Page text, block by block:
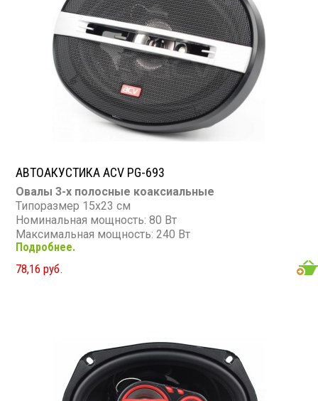
АВТОАКУСТИКА ACV PG-693
Овалы 3-х полосные коаксиальные
Типоразмер 15х23 см
Номинальная мощность: 80 Вт
Максимальная мощность: 240 Вт
Диапазон частот: 65 - 20 000 Гц
Чувствительность: 88 дБ
Сопротивление: 4 Ом
Подробнее.
78,16 руб.